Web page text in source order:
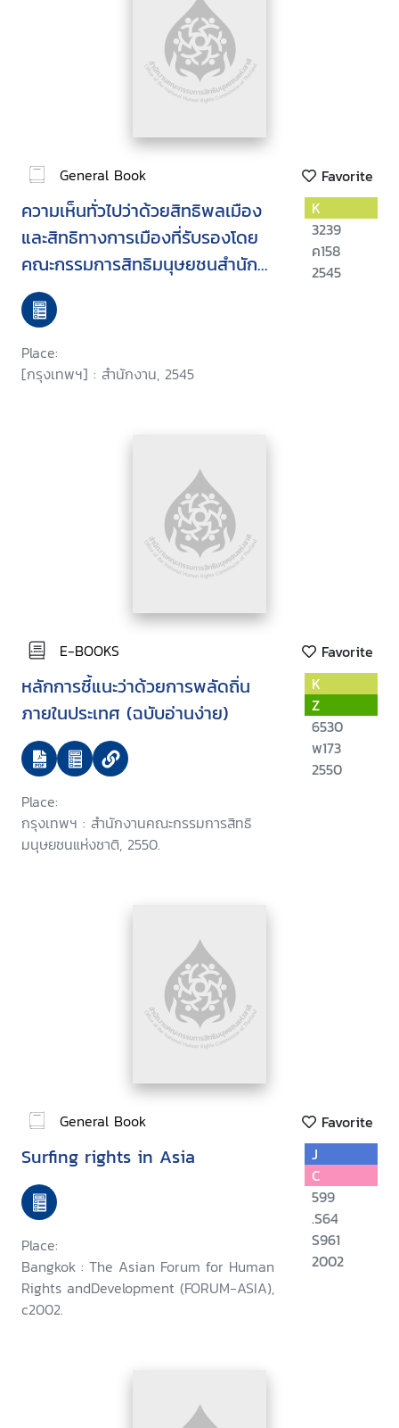
General Book Favorite
ความเห็นทั่วไปว่าด้วยสิทธิพลเมือง
และสิทธิทางการเมืองที่รับรองโดย
คณะกรรมการสิทธิมนุษยชนสำนัก
หลวงใหญ่เพื่อสิทธิมนุษยชน แห่ง
สหประชาชาติ
Place:
[กรุงเทพฯ] : สำนักงาน, 2545
K
3239
ค158
2545
E-BOOKS Favorite
หลักการชี้แนะว่าด้วยการพลัดถิ่น
ภายในประเทศ (ฉบับอ่านง่าย)
Place:
กรุงเทพฯ : สำนักงานคณะกรรมการสิทธิ
มนุษยชนแห่งชาติ, 2550.
K
Z
6530
พ173
2550
General Book Favorite
Surfing rights in Asia
Place:
Bangkok : The Asian Forum for Human
Rights andDevelopment (FORUM-ASIA),
c2002.
J
C
599
.S64
S961
2002